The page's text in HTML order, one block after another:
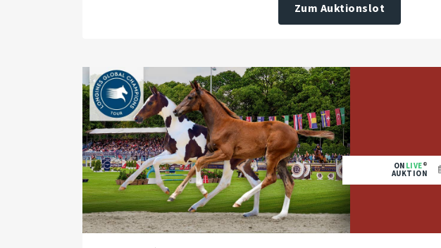
Zum Auktionslot
ON LIVE
AUKTION